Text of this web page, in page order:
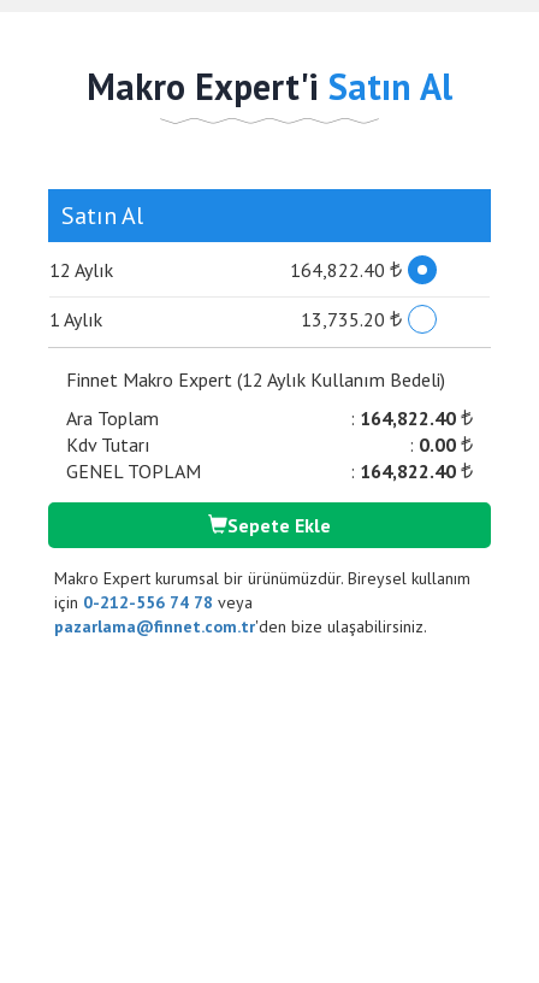
Makro Expert'i Satın Al
Satın Al
12 Aylık 164,822.40 ₺
1 Aylık 13,735.20 ₺
Finnet Makro Expert (12 Aylık Kullanım Bedeli)
Ara Toplam
: 164,822.40 ₺
Kdv Tutarı : 0.00 ₺
GENEL TOPLAM : 164,822.40 ₺
Sepete Ekle
Makro Expert kurumsal bir ürünümüzdür. Bireysel kullanım
için 0-212-556 74 78 veya
pazarlama@finnet.com.tr'den bize ulaşabilirsiniz.